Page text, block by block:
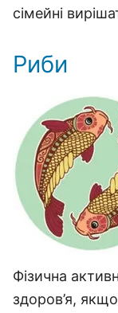
сімейні
Риби
Фізична
здоров’я,